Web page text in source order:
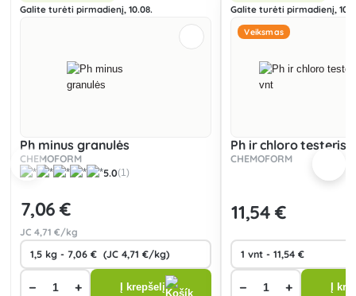
Galite turėti pirmadienį, 10.08.
Ph minus granulės
CHEMOFORM
5.0(1)
7,06 €
JC4,71 €/kg
− + Į krepšelį
Galite turėti pirmadienį,
Veiksmas
Ph ir chloro testeris
CHEMOFORM
11,54 €
− + Į